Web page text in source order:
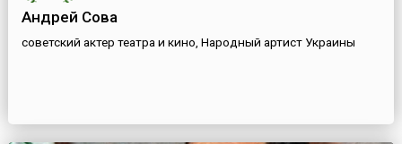
Андрей Сова
советский актер театра и кино, Народный артист Украины